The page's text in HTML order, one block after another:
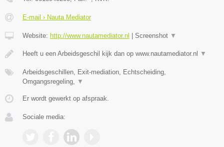
E-mail › Nauta Mediator
Website: http://www.nautamediator.nl Screenshot ▼
Heeft u een Arbeidsgeschil kijk dan op www.nautamediator.nl ▼
Arbeidsgeschillen, Exit-mediation, Echtscheiding,
Omgangsregeling,
▼
Er wordt gewerkt op afspraak.
Sociale media: